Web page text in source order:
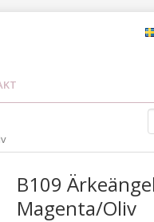
B109
Magenta/Oliv